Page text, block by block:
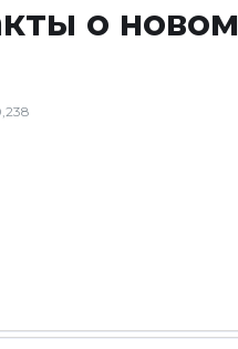
о новом